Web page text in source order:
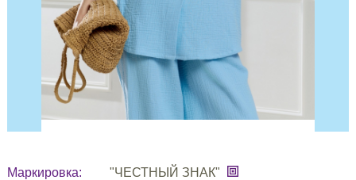
Маркировка:
"ЧЕСТНЫЙ ЗНАК"